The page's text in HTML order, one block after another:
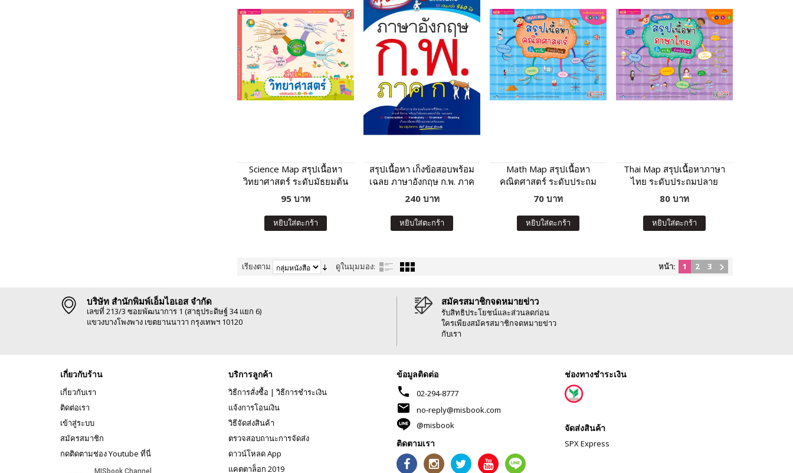
Science Map สรุปเนื้อหา
วิทยาศาสตร์ ระดับมัธยมต้น
95 บาท
หยิบใส่ตะกร้า
สรุปเนื้อหา เก็งข้อสอบพร้อม
เฉลย ภาษาอังกฤษ ก.พ. ภาค
ก
240 บาท
หยิบใส่ตะกร้า
Math Map สรุปเนื้อหา
คณิตศาสตร์ ระดับประถม
ปลาย
70 บาท
หยิบใส่ตะกร้า
Thai Map สรุปเนื้อหาภาษา
ไทย ระดับประถมปลาย
80 บาท
หยิบใส่ตะกร้า
เรียงตาม ดูในมุมมอง: หน้า: 1 2 3
บริษัท สำนักพิมพ์เอ็มไอเอส จำกัด
เลขที่ 213/3 ซอยพัฒนาการ 1 (สาธุประดิษฐ์ 34 แยก 6)
แขวงบางโพงพาง เขตยานนาวา กรุงเทพฯ 10120
สมัครสมาชิกจดหมายข่าว
รับสิทธิประโยชน์และส่วนลดก่อน
ใครเพียงสมัครสมาชิกจดหมายข่าว
กับเรา
เกี่ยวกับร้าน
เกี่ยวกับเรา
ติดต่อเรา
เข้าสู่ระบบ
สมัครสมาชิก
กดติดตามช่อง Youtube ที่นี่
บริการลูกค้า
วิธีการสั่งซื้อ | วิธีการชำระเงิน
แจ้งการโอนเงิน
วิธีจัดส่งสินค้า
ตรวจสอบถานะการจัดส่ง
ดาวน์โหลด App
แคตตาล็อก 2019
ข้อมูลติดต่อ
phone 02-294-8777
mail
no-reply@misbook.com
@misbook
ติดตามเรา
ช่องทางชำระเงิน
จัดส่งสินค้า
SPX Express